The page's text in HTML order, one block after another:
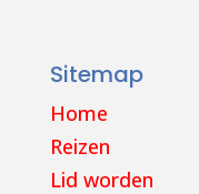
Sitemap
Home
Reizen
Lid worden